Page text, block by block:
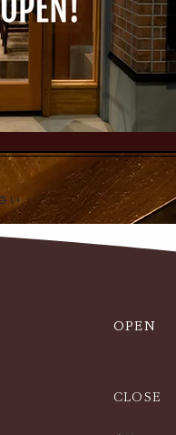
い
OPEN
CLOSE